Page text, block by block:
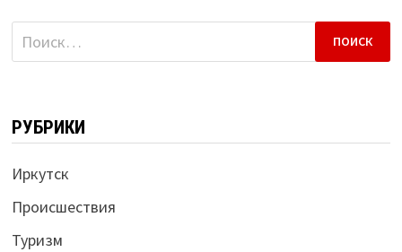
Найти:
РУБРИКИ
Иркутск
Происшествия
Туризм